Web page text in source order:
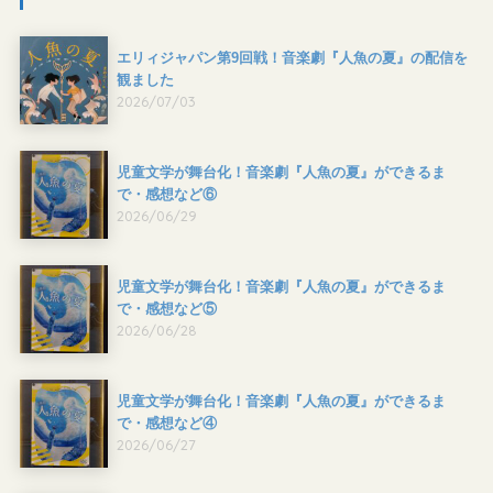
エリィジャパン第9回戦！音楽劇『人魚の夏』の配信を
観ました
2026/07/03
児童文学が舞台化！音楽劇『人魚の夏』ができるま
で・感想など⑥
2026/06/29
児童文学が舞台化！音楽劇『人魚の夏』ができるま
で・感想など⑤
2026/06/28
児童文学が舞台化！音楽劇『人魚の夏』ができるま
で・感想など④
2026/06/27